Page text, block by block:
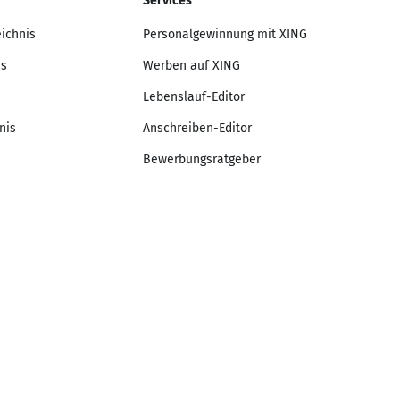
Personalgewinnung mit XING
Werben auf XING
Lebenslauf-Editor
Anschreiben-Editor
Bewerbungsratgeber